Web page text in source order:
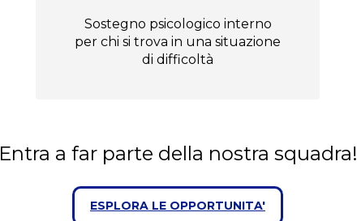
Sostegno psicologico interno
per chi si trova in una situazione
di difficoltà
Entra a far parte della nostra squadra!
ESPLORA LE OPPORTUNITA'